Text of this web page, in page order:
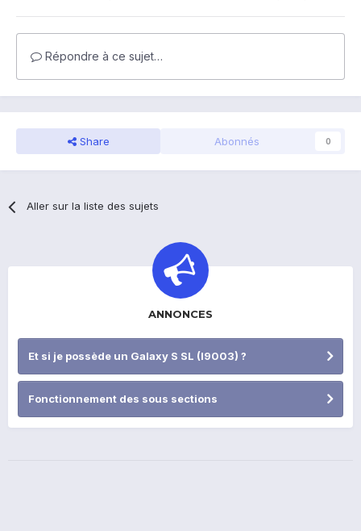
Répondre à ce sujet…
Share Abonnés 0
Aller sur la liste des sujets
ANNONCES
Et si je possède un Galaxy S SL (I9003) ?
Fonctionnement des sous sections